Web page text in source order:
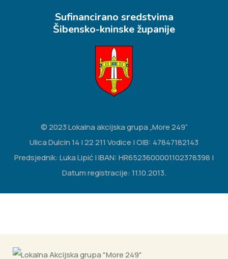
Sufinancirano sredstvima
Šibensko-kninske županije
© 2023 Lokalna akcijska grupa „More 249“
Ulica Dulcin 14 | 22 211 Vodice | OIB: 47847182143
Predsjednik: Luka Lipić | IBAN: HR6523600001102378398 |
Datum registracije: 11.10.2013.